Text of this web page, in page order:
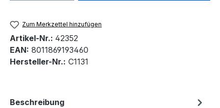
Zum Merkzettel hinzufügen
Artikel-Nr.: 42352
EAN: 8011869193460
Hersteller-Nr.: C1131
Beschreibung